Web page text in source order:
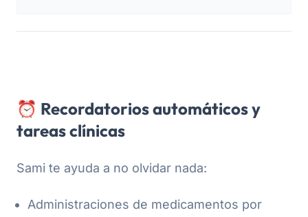
⏰ Recordatorios automáticos y
tareas clínicas
Sami te ayuda a no olvidar nada:
Administraciones de medicamentos por